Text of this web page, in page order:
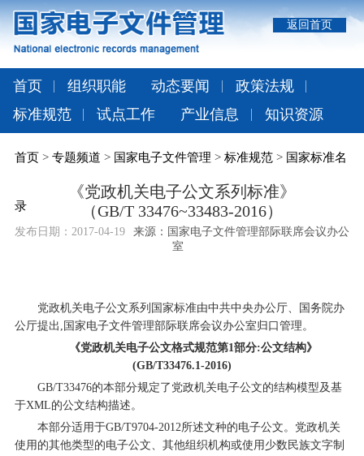
返回首页
首页 组织职能 动态要闻
政策法规
标准规范
试点工作 产业信息 知识资源
首页> 专题频道 > 国家电子文件管理 > 标准规范> 国家标准名
录
《党政机关电子公文系列标准》
（GB/T 33476~33483-2016）
发布日期： 2017-04-19
来源：国家电子文件管理部际联席会议办公
室
党政机关电子公文系列国家标准由中共中央办公厅、国务院办
公厅提出,国家电子文件管理部际联席会议办公室归口管理。
《党政机关电子公文格式规范第1部分:公文结构》
(GB/T33476.1-2016)
GB/T33476的本部分规定了党政机关电子公文的结构模型及基
于XML的公文结构描述。
本部分适用于GB/T9704-2012所述文种的电子公文。党政机关
使用的其他类型的电子公文、其他组织机构或使用少数民族文字制